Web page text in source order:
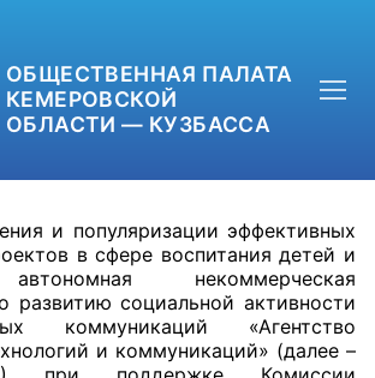
ОБЩЕСТВЕННАЯ ПАЛАТА
КЕМЕРОВСКОЙ
ОБЛАСТИ — КУЗБАССА
+7 (3842) 58-82-40
OPKO42@BK.RU
и популяризации эффективных
в сфере воспитания детей и
некоммерческая
развитию социальной активности
коммуникаций «Агентство
и коммуникаций» (далее –